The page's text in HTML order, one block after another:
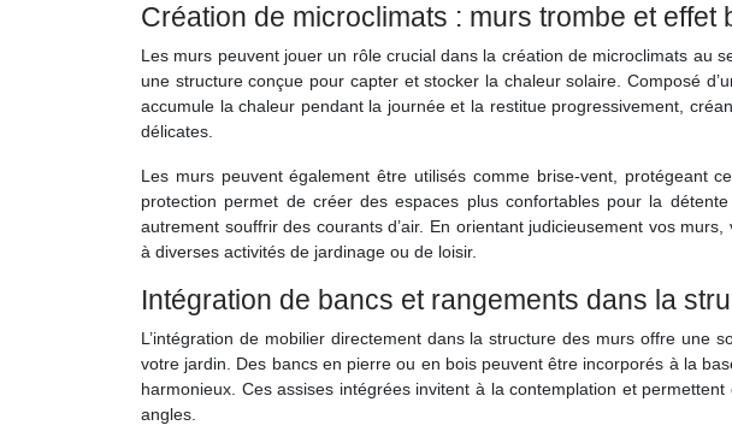
Création de microclimats : murs trombe et effet
Les murs peuvent jouer un rôle crucial dans la création de microclimats au
une structure conçue pour capter et stocker la chaleur solaire. Composé
accumule la chaleur pendant la journée et la restitue progressivement,
délicates.
Les murs peuvent également être utilisés comme brise-vent, protégeant
protection permet de créer des espaces plus confortables pour la
autrement souffrir des courants d’air. En orientant judicieusement vos
à diverses activités de jardinage ou de loisir.
Intégration de bancs et rangements dans la
L’intégration de mobilier directement dans la structure des murs offre une
votre jardin. Des bancs en pierre ou en bois peuvent être incorporés à la
harmonieux. Ces assises intégrées invitent à la contemplation et
angles.